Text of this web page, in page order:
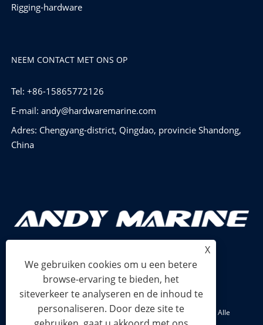
Rigging-hardware
NEEM CONTACT MET ONS OP
Tel: +86-15865772126
E-mail: andy@hardwaremarine.com
Adres: Chengyang-district, Qingdao, provincie Shandong,
China
Copyright © 2024 Shandong Power Industry and Trade Co., Ltd. Alle
X
We gebruiken cookies om u een betere
browse-ervaring te bieden, het
siteverkeer te analyseren en de inhoud te
personaliseren. Door deze site te